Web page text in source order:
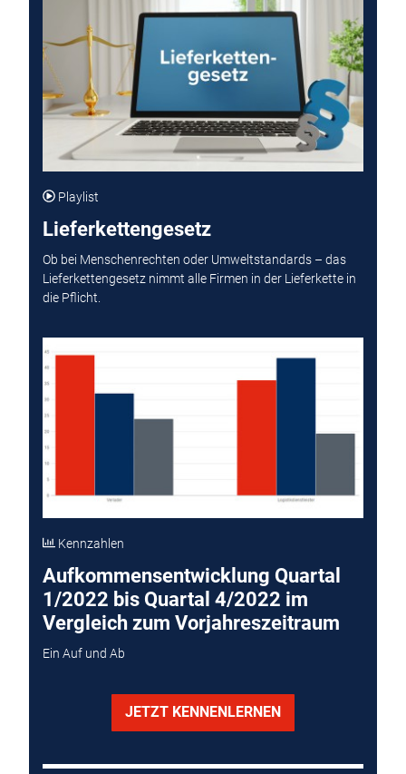
Playlist
Lieferkettengesetz
Ob bei Menschenrechten oder Umweltstandards – das
Lieferkettengesetz nimmt alle Firmen in der Lieferkette in
die Pflicht.
Kennzahlen
Aufkommensentwicklung Quartal
1/2022 bis Quartal 4/2022 im
Vergleich zum Vorjahreszeitraum
Ein Auf und Ab
JETZT KENNENLERNEN